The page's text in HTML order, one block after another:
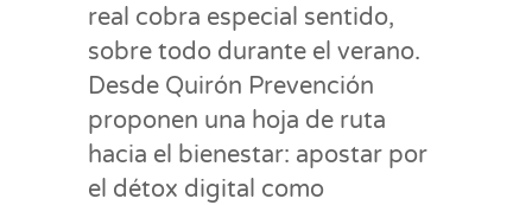
real cobra especial sentido,
sobre todo durante el verano.
Desde Quirón Prevención
proponen una hoja de ruta
hacia el bienestar: apostar por
el détox digital como